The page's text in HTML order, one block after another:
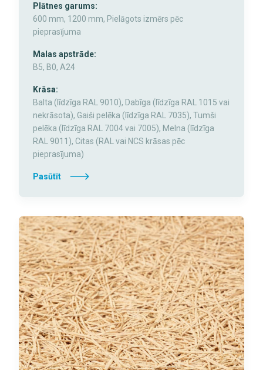
Plātnes garums:
600 mm, 1200 mm, Pielāgots izmērs pēc
pieprasījuma
Malas apstrāde:
B5, B0, A24
Krāsa:
Balta (līdzīga RAL 9010), Dabīga (līdzīga RAL 1015 vai
nekrāsota), Gaiši pelēka (līdzīga RAL 7035), Tumši
pelēka (līdzīga RAL 7004 vai 7005), Melna (līdzīga
RAL 9011), Citas (RAL vai NCS krāsas pēc
pieprasījuma)
Pasūtīt